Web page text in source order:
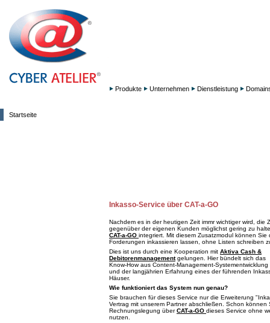
Startseite
Produkte Unternehmen Dienstleistung
Inkasso-Service über CAT-a-GO
Nachdem es in der heutigen Zeit immr wichtiger wird, die
gegenüber der eigenen Kunden möglichst gering zu
CAT-a-GO integriert. Mit diesem Zusatzmodul können
Forderungen inkassieren lassen, ohne Listen schreiben
Dies ist uns durch eine Kooperation mit Aktiva Cash &
Debitorenmanagementgelungen. Hier bündelt sich das
Know-How aus Content-Management-Systementwicklung
und der langjährien Erfahrung eines der führenden
Häuser.
Wie funktioniert das System nun genau?
Sie brauchen für dieses Service nur die Erweiterung
Vertrag mit unserem Partner abschließen. Schon können
Rechnungslegung überCAT-a-GO dieses Service ohne
nutzen.